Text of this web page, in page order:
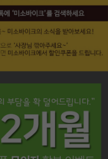
라이프